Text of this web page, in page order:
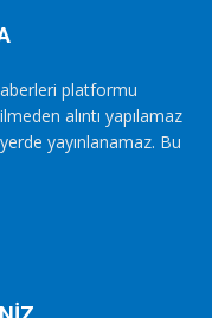
platformu
alıntı yapılamaz
yayınlanamaz. Bu